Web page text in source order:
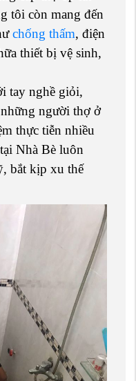
tôi còn mang đến
chống thấm, điện
thiết bị vệ sinh,
tay nghề giỏi,
người thợ ở
thực tiễn nhiều
Nhà Bè luôn
bắt kịp xu thế